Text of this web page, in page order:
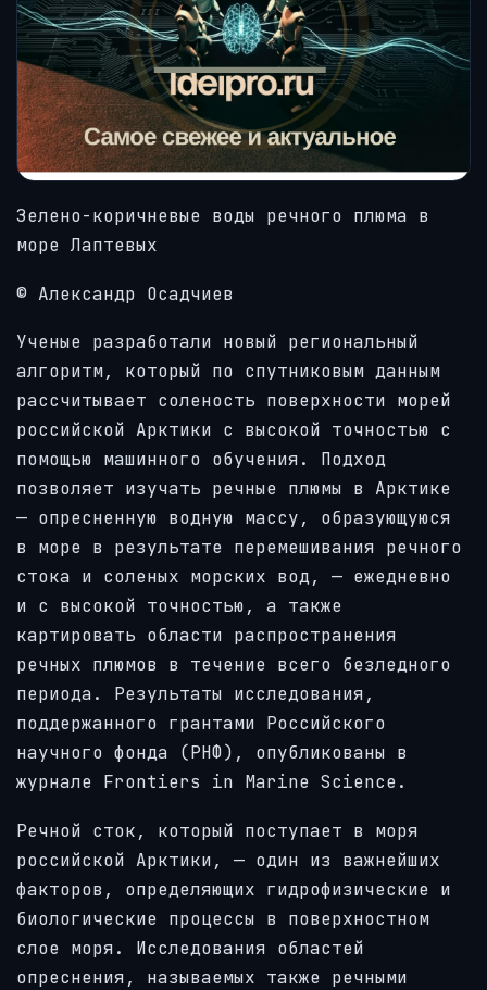
Зелено-коричневые воды речного плюма в
море Лаптевых
© Александр Осадчиев
Ученые разработали новый региональный
алгоритм, который по спутниковым данным
рассчитывает соленость поверхности морей
российской Арктики с высокой точностью с
помощью машинного обучения. Подход
позволяет изучать речные плюмы в Арктике
— опресненную водную массу, образующуюся
в море в результате перемешивания речного
стока и соленых морских вод, — ежедневно
и с высокой точностью, а также
картировать области распространения
речных плюмов в течение всего безледного
периода. Результаты исследования,
поддержанного грантами Российского
научного фонда (РНФ), опубликованы в
журнале Frontiers in Marine Science.
Речной сток, который поступает в моря
российской Арктики, — один из важнейших
факторов, определяющих гидрофизические и
биологические процессы в поверхностном
слое моря. Исследования областей
опреснения, называемых также речными